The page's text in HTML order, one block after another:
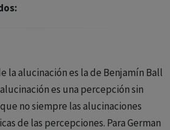
la alucinación es la de Benjamín Ball
es una percepción sin
no siempre las alucinaciones
de las percepciones. Para German